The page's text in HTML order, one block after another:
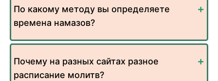
По какому методу вы определяете
времена намазов?
Почему на разных сайтах разное
расписание молитв?